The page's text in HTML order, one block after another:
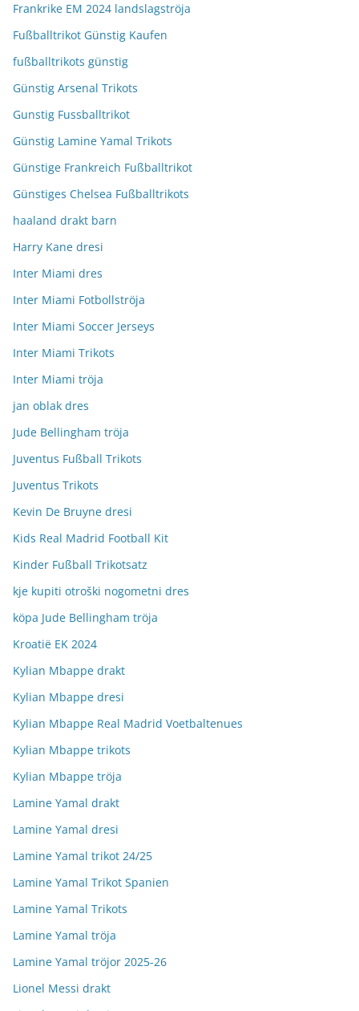
Frankrike EM 2024 landslagströja
Fußballtrikot Günstig Kaufen
fußballtrikots günstig
Günstig Arsenal Trikots
Gunstig Fussballtrikot
Günstig Lamine Yamal Trikots
Günstige Frankreich Fußballtrikot
Günstiges Chelsea Fußballtrikots
haaland drakt barn
Harry Kane dresi
Inter Miami dres
Inter Miami Fotbollströja
Inter Miami Soccer Jerseys
Inter Miami Trikots
Inter Miami tröja
jan oblak dres
Jude Bellingham tröja
Juventus Fußball Trikots
Juventus Trikots
Kevin De Bruyne dresi
Kids Real Madrid Football Kit
Kinder Fußball Trikotsatz
kje kupiti otroški nogometni dres
köpa Jude Bellingham tröja
Kroatië EK 2024
Kylian Mbappe drakt
Kylian Mbappe dresi
Kylian Mbappe Real Madrid Voetbaltenues
Kylian Mbappe trikots
Kylian Mbappe tröja
Lamine Yamal drakt
Lamine Yamal dresi
Lamine Yamal trikot 24/25
Lamine Yamal Trikot Spanien
Lamine Yamal Trikots
Lamine Yamal tröja
Lamine Yamal tröjor 2025-26
Lionel Messi drakt